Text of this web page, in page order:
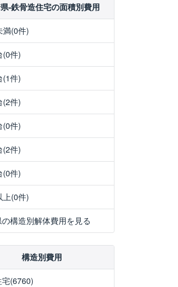
-鉄骨造住宅の面積別費用
満(0件)
(0件)
(1件)
(2件)
(0件)
(2件)
(0件)
上(0件)
構造別解体費用を見る
構造別費用
(6760)